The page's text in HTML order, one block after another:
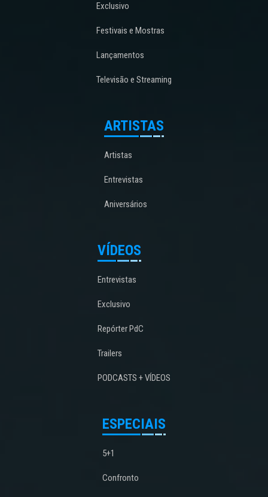
Exclusivo
Festivais e Mostras
Lançamentos
Televisão e Streaming
ARTISTAS
Artistas
Entrevistas
Aniversários
VÍDEOS
Entrevistas
Exclusivo
Repórter PdC
Trailers
PODCASTS + VÍDEOS
ESPECIAIS
5+1
Confronto